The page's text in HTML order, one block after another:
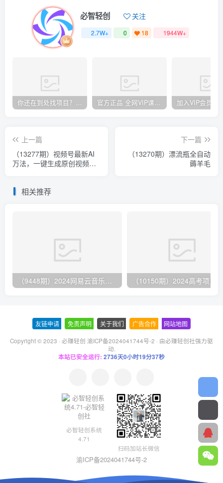
必智轻创 关注
2.7W+ 0 18 1944W+
你还在到处找项目？还在当韭菜？我却靠卖项目一个月赚5万，曾经我也和你一样懵懂。 官方正品 全网VIP课程 无损下载~
上一篇
（13277期）视频号最新AI
万法，一键生成原创视频，
下一篇
（13270期）漂流瓶全自动
薅羊毛
相关推荐
（9448期）2024网易云音乐人挂机项目，单机日入150+，无脑月入5000+
友链申请 免责声明 关于我们 广告合作 网站地图
Copyright © 2023 · 必赚轻创 渝ICP备2024041744号-2 · 由必赚轻创社强力驱
动.
本站已安全运行: 2736天0小时19分38秒
必智轻创系统
4.71
扫码加站长微信
渝ICP备2024041744号-2